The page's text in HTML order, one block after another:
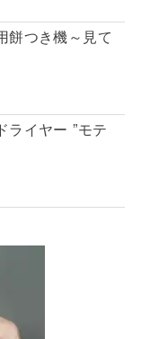
餅つき機～見て
ライヤー ”モテ